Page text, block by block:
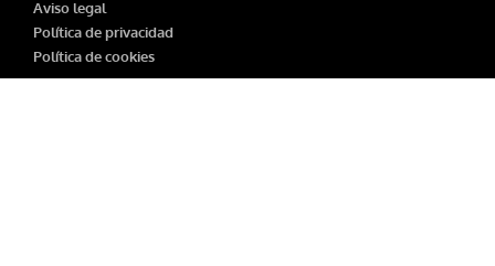
Aviso legal
Política de privacidad
Política de cookies